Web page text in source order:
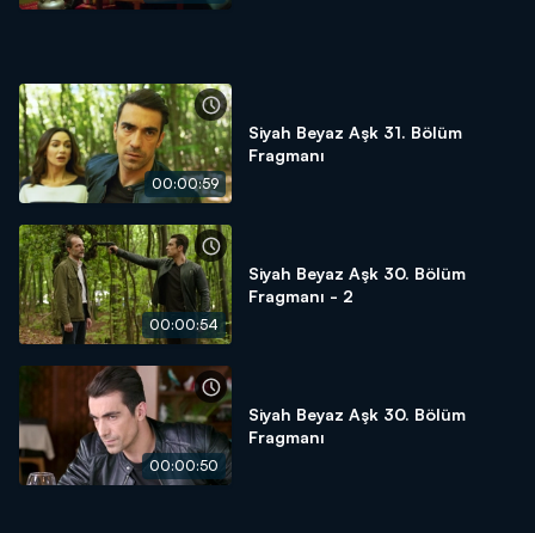
00:00:59
Siyah Beyaz Aşk 31. Bölüm
Fragmanı
00:00:54
Siyah Beyaz Aşk 30. Bölüm
Fragmanı - 2
00:00:50
Siyah Beyaz Aşk 30. Bölüm
Fragmanı